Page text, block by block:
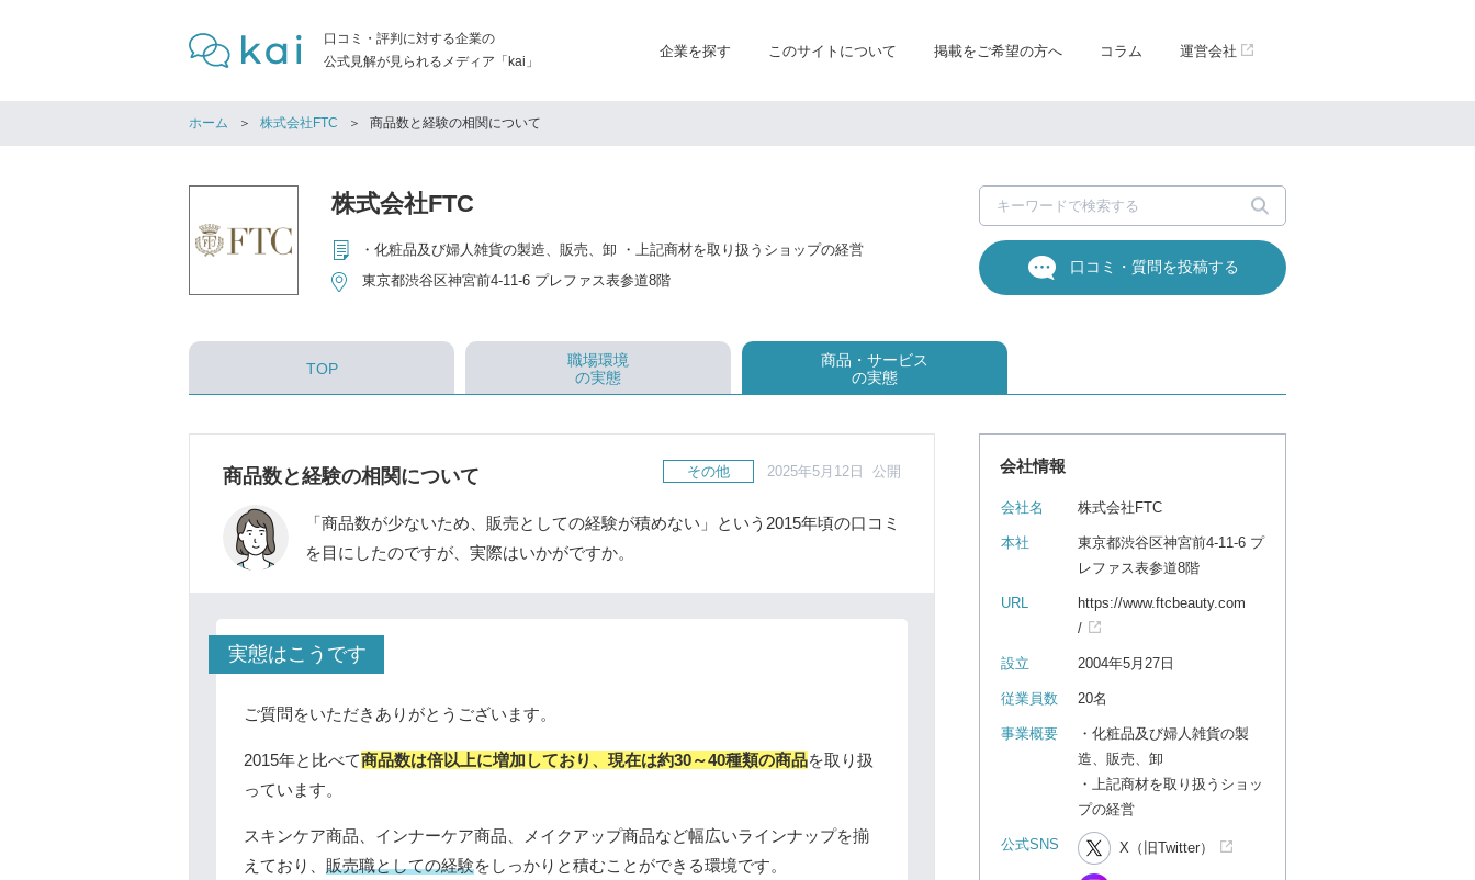
口コミ・評判に対する企業の
公式見解が見られるメディア「kai」
企業を探す このサイトについて 掲載をご希望の方へ コラム 運営会社
ホーム 株式会社FTC 商品数と経験の相関について
株式会社FTC
・化粧品及び婦人雑貨の製造、販売、卸 ・上記商材を取り扱うショップの経営
東京都渋谷区神宮前4-11-6 プレファス表参道8階
口コミ・質問を投稿する
TOP
商品・サービス
の実態
職場環境
の実態
商品数と経験の相関について その他 2025年5月12日 公開
「商品数が少ないため、販売としての経験が積めない」という2015年頃の口コミ
を目にしたのですが、実際はいかがですか。
実態はこうです
ご質問をいただきありがとうございます。
2015年と比べて商品数は倍以上に増加しており、現在は約30～40種類の商品を取り扱
っています。
スキンケア商品、インナーケア商品、メイクアップ商品など幅広いラインナップを揃
えており、 販売職としての経験をしっかりと積むことができる環境です。
会社情報
会社名 株式会社FTC
本社
東京都渋谷区神宮前4-11-6 プ
レファス表参道8階
URL
https://www.ftcbeauty.com
/
設立 2004年5月27日
従業員数 20名
事業概要
・化粧品及び婦人雑貨の製
造、販売、卸
・上記商材を取り扱うショッ
プの経営
公式SNS X（旧Twitter）